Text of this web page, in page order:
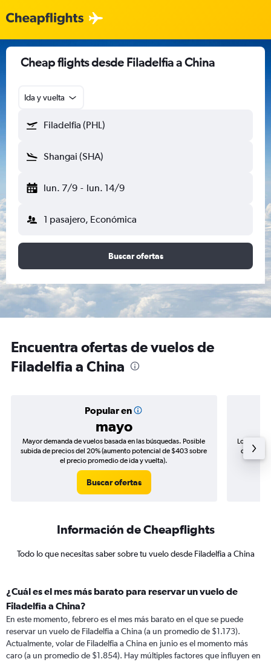
Cheap flights desde Filadelfia a China
Ida y vuelta
Filadelfia (PHL)
Shangai (SHA)
lun. 7/9 - lun. 14/9
1 pasajero, Económica
Buscar ofertas
Encuentra ofertas de vuelos de
Filadelfia a China
Popular en
mayo
Mayor demanda de vuelos basada en las búsquedas. Posible
subida de precios del 20% (aumento potencial de $403 sobre
el precio promedio de ida y vuelta).
Buscar ofertas
Los
de
Información de Cheapflights
Todo lo que necesitas saber sobre tu vuelo desde Filadelfia a China
¿Cuál es el mes más barato para reservar un vuelo de
Filadelfia a China?
En este momento, febrero es el mes más barato en el que se puede
reservar un vuelo de Filadelfia a China (a un promedio de $1.173).
Actualmente, volar de Filadelfia a China en junio es el momento más
caro (a un promedio de $1.854). Hay múltiples factores que influyen en